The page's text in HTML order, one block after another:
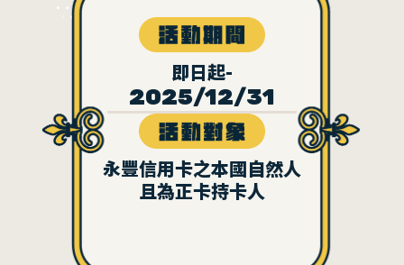
即日起-
2025/12/31
永豐信用卡之本國自然人
且為正卡持卡人